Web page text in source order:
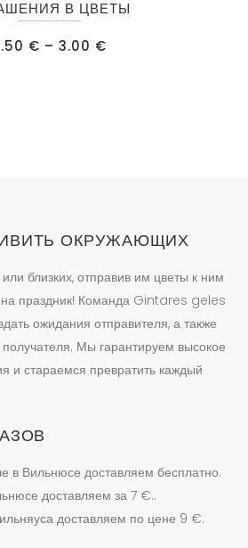
В ЦВЕТЫ
€ – 3.00 €Диапазон
ОКРУЖАЮЩИХ
близких, отправив им цветы к ним
праздник! Команда Gintares geles
ожидания отправителя, а также
Мы гарантируем высокое
и стараемся превратить каждый
в Вильнюсе доставляем бесплатно.
доставляем за 7 €..
доставляем по цене 9 €.